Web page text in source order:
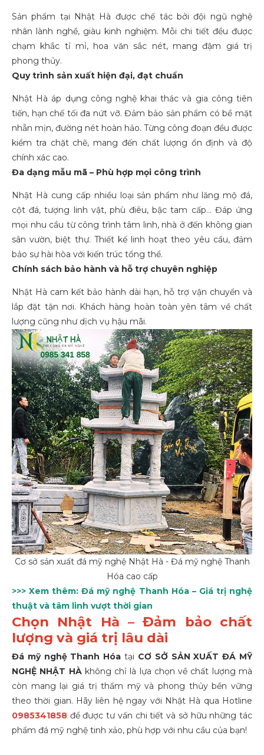
Sản phẩm tại Nhật Hà được chế tác bởi đội ngũ nghệ
nhân lành nghề, giàu kinh nghiệm. Mỗi chi tiết đều được
chạm khắc tỉ mỉ, hoa văn sắc nét, mang đậm giá trị
phong thủy.
Quy trình sản xuất hiện đại, đạt chuẩn
Nhật Hà áp dụng công nghệ khai thác và gia công tiên
tiến, hạn chế tối đa nứt vỡ. Đảm bảo sản phẩm có bề mặt
nhẵn mịn, đường nét hoàn hảo. Từng công đoạn đều được
kiểm tra chặt chẽ, mang đến chất lượng ổn định và độ
chính xác cao.
Đa dạng mẫu mã – Phù hợp mọi công trình
Nhật Hà cung cấp nhiều loại sản phẩm như lăng mộ đá,
cột đá, tượng linh vật, phù điêu, bậc tam cấp… Đáp ứng
mọi nhu cầu từ công trình tâm linh, nhà ở đến không gian
sân vườn, biệt thự. Thiết kế linh hoạt theo yêu cầu, đảm
bảo sự hài hòa với kiến trúc tổng thể.
Chính sách bảo hành và hỗ trợ chuyên nghiệp
Nhật Hà cam kết bảo hành dài hạn, hỗ trợ vận chuyển và
lắp đặt tận nơi. Khách hàng hoàn toàn yên tâm về chất
lượng cũng như dịch vụ hậu mãi.
Cơ sở sản xuất đá mỹ nghệ Nhật Hà - Đá mỹ nghệ Thanh
Hóa cao cấp
>>> Xem thêm:Đá mỹ nghệ Thanh Hóa – Giá trị nghệ
thuật và tâm linh vượt thời gian
Chọn Nhật Hà – Đảm bảo chất
lượng và giá trị lâu dài
Đá mỹ nghệ Thanh Hóa tại CƠ SỞ SẢN XUẤT ĐÁ MỸ
NGHỆ NHẬT HÀ không chỉ là lựa chọn về chất lượng mà
còn mang lại giá trị thẩm mỹ và phong thủy bền vững
theo thời gian. Hãy liên hệ ngay với Nhật Hà qua Hotline
0985341858 để được tư vấn chi tiết và sở hữu những tác
phẩm đá mỹ nghệ tinh xảo, phù hợp với nhu cầu của bạn!